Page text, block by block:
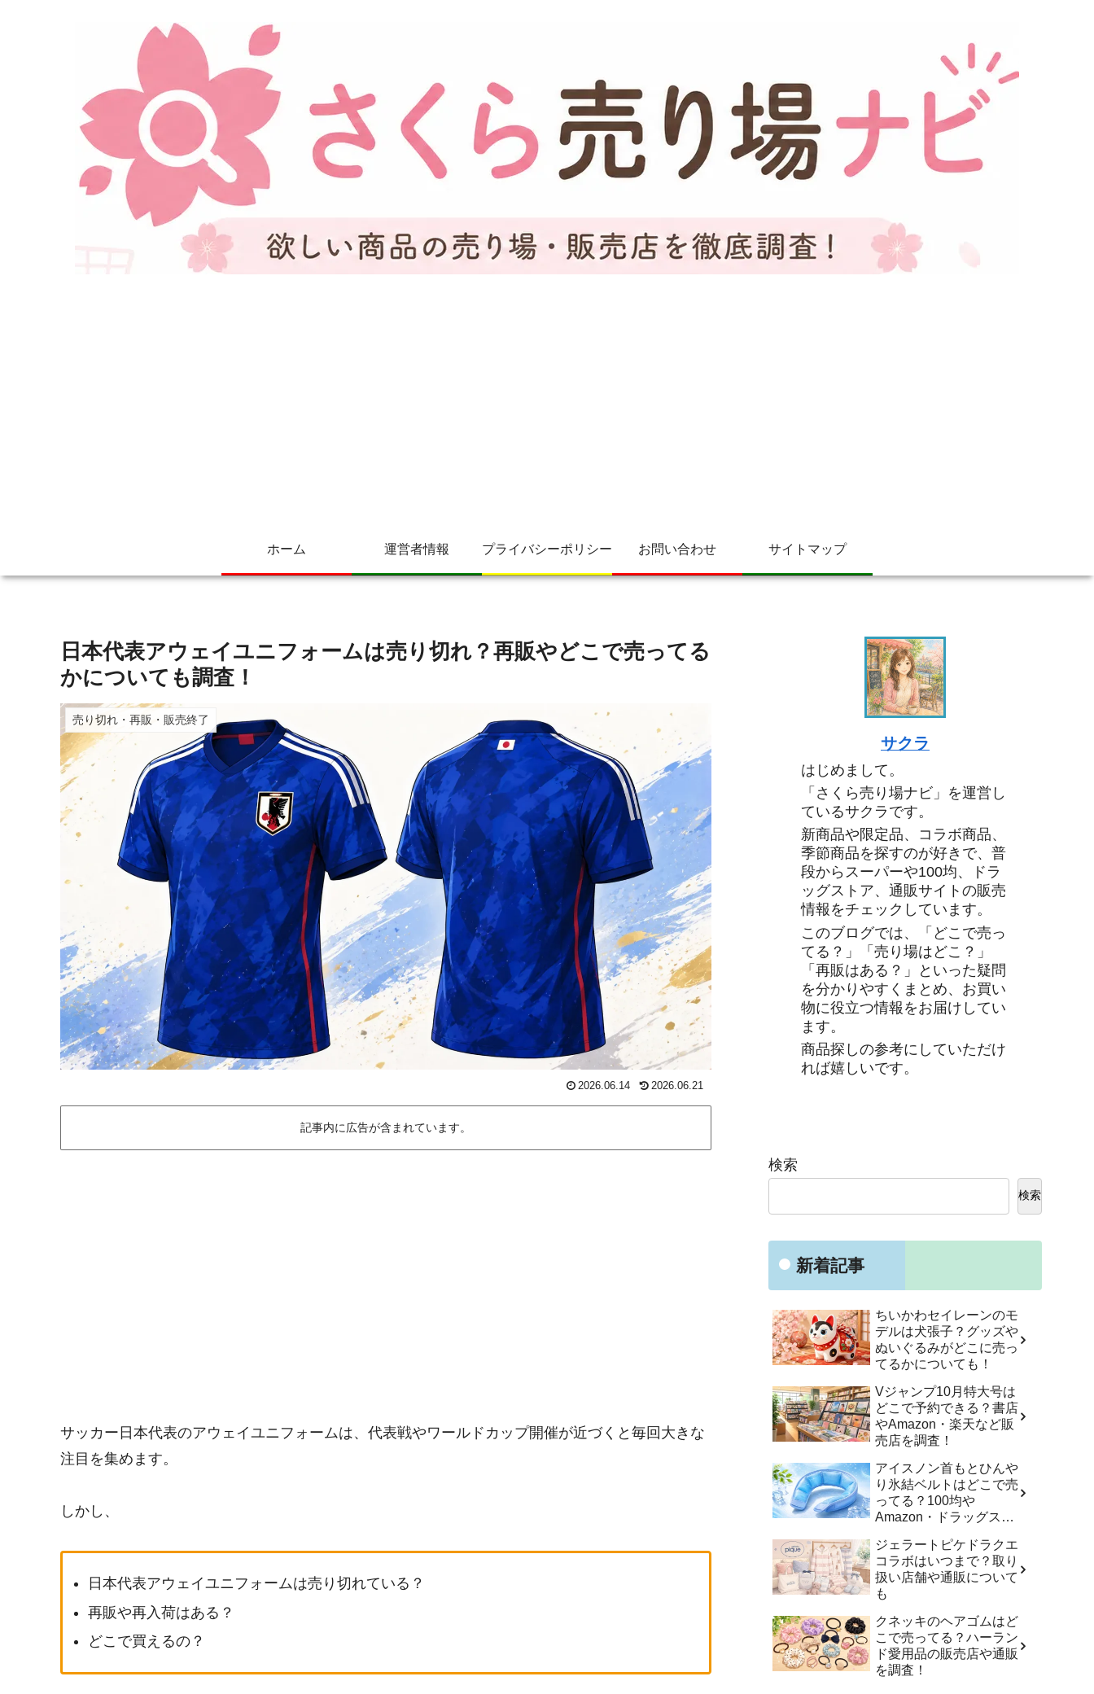
ホーム 運営者情報 プライバシーポリシー お問い合わせ サイトマップ
日本代表アウェイユニフォームは売り切れ？再販やどこで売ってる
かについても調査！
売り切れ・再販・販売終了
2026.06.14 2026.06.21
記事内に広告が含まれています。
サッカー日本代表のアウェイユニフォームは、代表戦やワールドカップ開催が近づくと毎回大きな
注目を集めます。
しかし、
日本代表アウェイユニフォームは売り切れている？
再販や再入荷はある？
どこで買えるの？
サクラ
はじめまして。
「さくら売り場ナビ」を運営し
ているサクラです。
新商品や限定品、コラボ商品、
季節商品を探すのが好きで、普
段からスーパーや100均、ドラ
ッグストア、通販サイトの販売
情報をチェックしています。
このブログでは、「どこで売っ
てる？」「売り場はどこ？」
「再販はある？」といった疑問
を分かりやすくまとめ、お買い
物に役立つ情報をお届けしてい
ます。
商品探しの参考にしていただけ
れば嬉しいです。
検索
検索
新着記事
ちいかわセイレーンのモ
デルは犬張子？グッズや
ぬいぐるみがどこに売っ
てるかについても！
Vジャンプ10月特大号は
どこで予約できる？書店
やAmazon・楽天など販
売店を調査！
アイスノン首もとひんや
り氷結ベルトはどこで売
ってる？100均や
Amazon・ドラッグスト
ジェラートピケドラクエ
コラボはいつまで？取り
扱い店舗や通販について
も
クネッキのヘアゴムはど
こで売ってる？ハーラン
ド愛用品の販売店や通販
を調査！